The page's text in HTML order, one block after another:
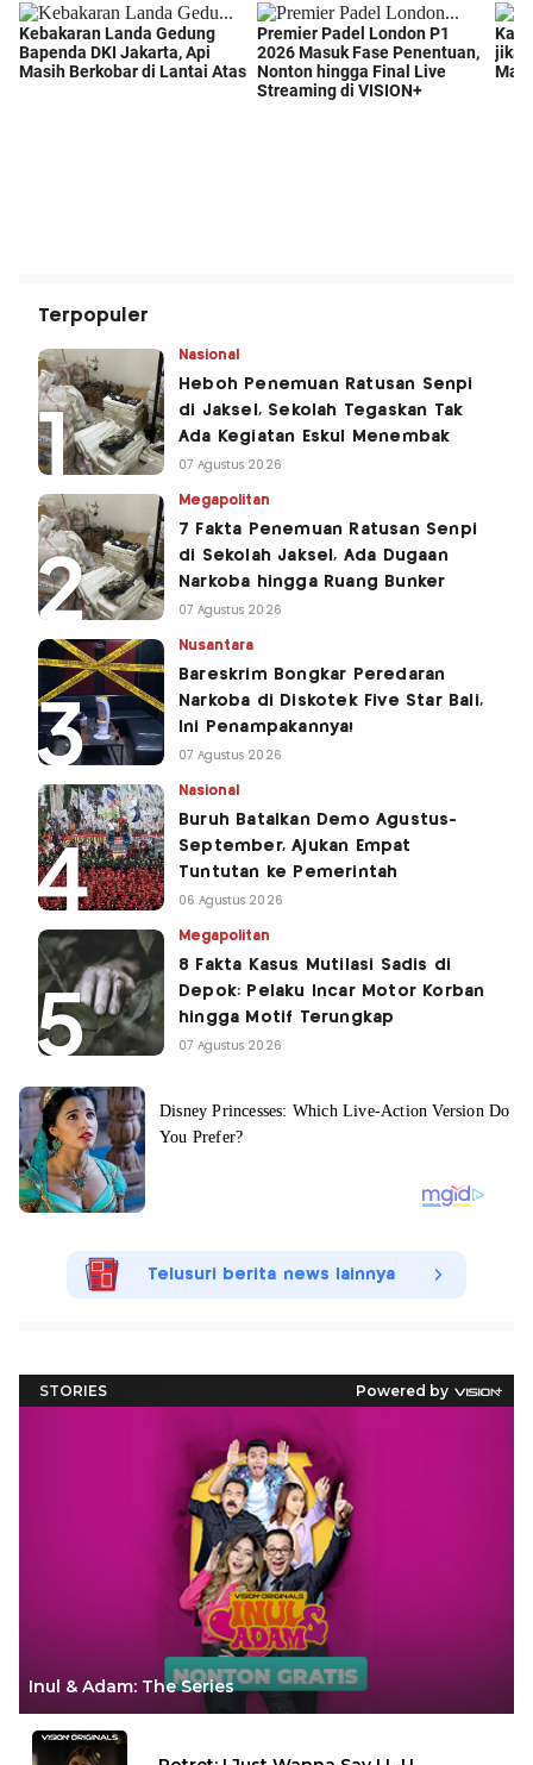
Terpopuler
Nasional
Heboh Penemuan Ratusan Senpi
di Jaksel, Sekolah Tegaskan Tak
Ada Kegiatan Eskul Menembak
07 Agustus 2026
Megapolitan
7 Fakta Penemuan Ratusan Senpi
di Sekolah Jaksel, Ada Dugaan
Narkoba hingga Ruang Bunker
07 Agustus 2026
Nusantara
Bareskrim Bongkar Peredaran
Narkoba di Diskotek Five Star Bali,
Ini Penampakannya!
07 Agustus 2026
Nasional
Buruh Batalkan Demo Agustus-
September, Ajukan Empat
Tuntutan ke Pemerintah
06 Agustus 2026
Megapolitan
8 Fakta Kasus Mutilasi Sadis di
Depok: Pelaku Incar Motor Korban
hingga Motif Terungkap
07 Agustus 2026
Telusuri berita news lainnya